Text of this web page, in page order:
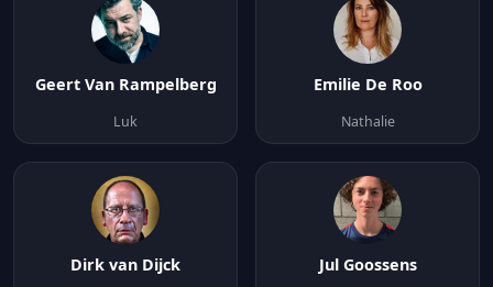
Geert Van Rampelberg
Luk
Emilie De Roo
Nathalie
Dirk van Dijck Jul Goossens